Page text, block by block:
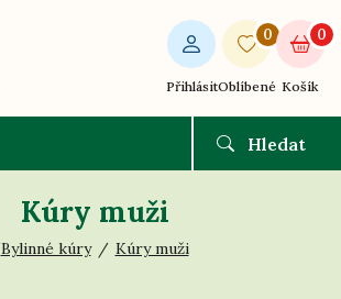
Přihlásit
0
Oblíbené
0
Košík
Hledat
Kúry muži
Bylinné kúry Kúry muži